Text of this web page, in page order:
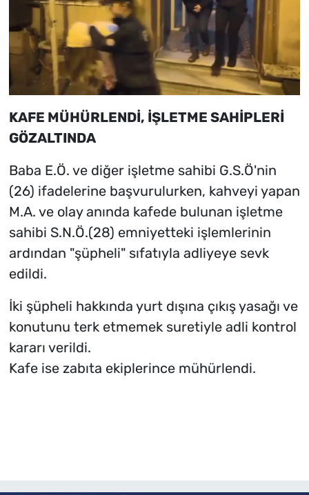
KAFE MÜHÜRLENDİ, İŞLETME SAHİPLERİ
GÖZALTINDA
Baba E.Ö. ve diğer işletme sahibi G.S.Ö'nin
(26) ifadelerine başvurulurken, kahveyi yapan
M.A. ve olay anında kafede bulunan işletme
sahibi S.N.Ö.(28) emniyetteki işlemlerinin
ardından "şüpheli" sıfatıyla adliyeye sevk
edildi.
İki şüpheli hakkında yurt dışına çıkış yasağı ve
konutunu terk etmemek suretiyle adli kontrol
kararı verildi.
Kafe ise zabıta ekiplerince mühürlendi.